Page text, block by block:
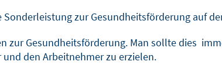
zur Gesundheitsförderung auf
zur Gesundheitsförderung. Man sollte dies
den Arbeitnehmer zu erzielen.